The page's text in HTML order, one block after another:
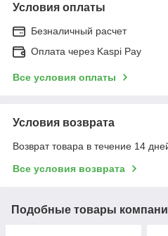
Условия оплаты
Безналичный расчет
Оплата через Kaspi Pay
Все условия оплаты
Условия возврата
Возврат товара в течение 14
Все условия возврата
Подобные товары